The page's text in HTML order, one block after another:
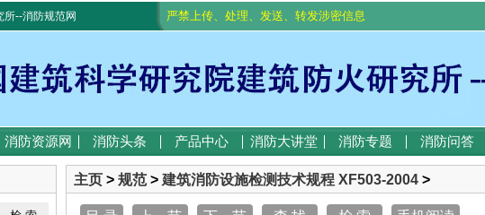
--消防规范网 严禁上传、处理、发送、转发涉密信息
消防资源网 消防头条 产品中心 消防大讲堂 消防专题 消防问答
主页 > 规范 > 建筑消防设施检测技术规程 XF503-2004 >